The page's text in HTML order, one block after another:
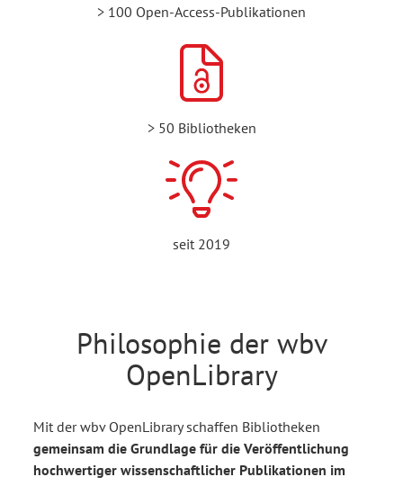
> 100 Open-Access-Publikationen
> 50 Bibliotheken
seit 2019
Philosophie der wbv
OpenLibrary
Mit der wbv OpenLibrary schaffen Bibliotheken
gemeinsam die Grundlage für die Veröffentlichung
hochwertiger wissenschaftlicher Publikationen im